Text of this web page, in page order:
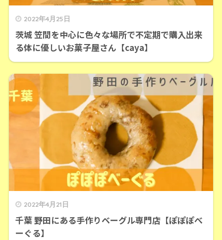
2022年4月25日
茨城 笠間を中心に色々な場所で不定期で購入出来
る体に優しいお菓子屋さん【caya】
2022年4月21日
千葉 野田にある手作りベーグル専門店【ぽぽぽべ
ーぐる】